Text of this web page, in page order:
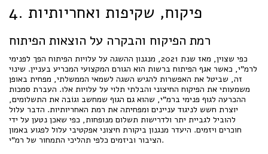
4. פיקוח, שקיפות ואחריותיות
רמת הפיקוח והבקרה על הוצאות הפיתוח
כפי שצוין, מאז שנת 2021, מנגנון ההשגה על עלויות הפיתוח הפך לפנימי
לרמ"י, כאשר אגף הפיתוח ברשות הוא הגורם המקצועי המכריע בעניין. שינוי
זה, שביטל את האפשרות להגיש השגה לשמאי הממשלתי, מפחית באופן
משמעותי את הפיקוח החיצוני והבלתי תלוי על עלויות אלו. העברת סמכות
ההכרעה לגוף פנימי ברמ"י, שהוא גם הגוף שמחשב וגוֹבה את התשלומים,
יוצרת חשש לניגוד עניינים ומפחיתה את רמת האחריותיות. הדבר עלול
להוביל לגביית יתר ולדרישות תשלום מנופחות, כפי שאכן נטען על ידי
חוכרים ויזמים. היעדר מנגנון ביקורת חיצוני אפקטיבי עלול לפגוע באמון
הציבור וביזמים כלפי תהליכי התמחור של רמ"י.